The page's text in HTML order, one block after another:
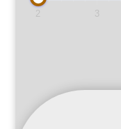
2 3